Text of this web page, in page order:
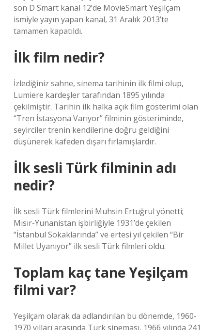
son D Smart kanal 12’de MovieSmart Yeşilçam
ismiyle yayın yapan kanal, 31 Aralık 2013’te
tamamen kapatıldı.
İlk film nedir?
İzlediğiniz sahne, sinema tarihinin ilk filmi olup,
Lumiere kardeşler tarafından 1895 yılında
çekilmiştir. Tarihin ilk halka açık film gösterimi olan
“Tren İstasyona Varıyor” filminin gösteriminde,
seyirciler trenin kendilerine doğru geldiğini
düşünerek kafeden dışarı fırlamışlardır.
İlk sesli Türk filminin adı
nedir?
İlk sesli Türk filmlerini Muhsin Ertuğrul yönetti;
Mısır-Yunanistan işbirliğiyle 1931’de çekilen
“İstanbul Sokaklarında” ve ertesi yıl çekilen “Bir
Millet Uyanıyor” ilk sesli Türk filmleri oldu.
Toplam kaç tane Yeşilçam
filmi var?
Yeşilçam olarak da adlandırılan bu dönemde, 1960-
1970 yılları arasında Türk sineması, 1966 yılında 241